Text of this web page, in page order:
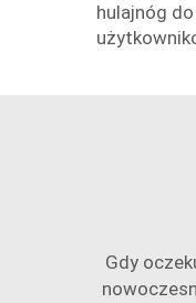
hulajnóg
Gdy